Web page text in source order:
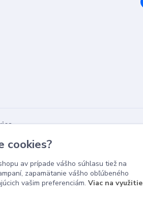
cookies?
av prípade vášho súhlasu tiež na
zapamätanie vášho obľúbeného
vašim preferenciám. Viac na využitie